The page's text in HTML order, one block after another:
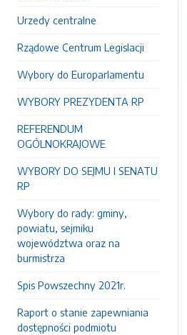
Urzedy centralne
Rządowe Centrum Legislacji
Wybory do Europarlamentu
WYBORY PREZYDENTA RP
REFERENDUM
OGÓLNOKRAJOWE
WYBORY DO SEJMU I SENATU
RP
Wybory do rady: gminy,
powiatu, sejmiku
województwa oraz na
burmistrza
Spis Powszechny 2021r.
Raport o stanie zapewniania
dostępności podmiotu